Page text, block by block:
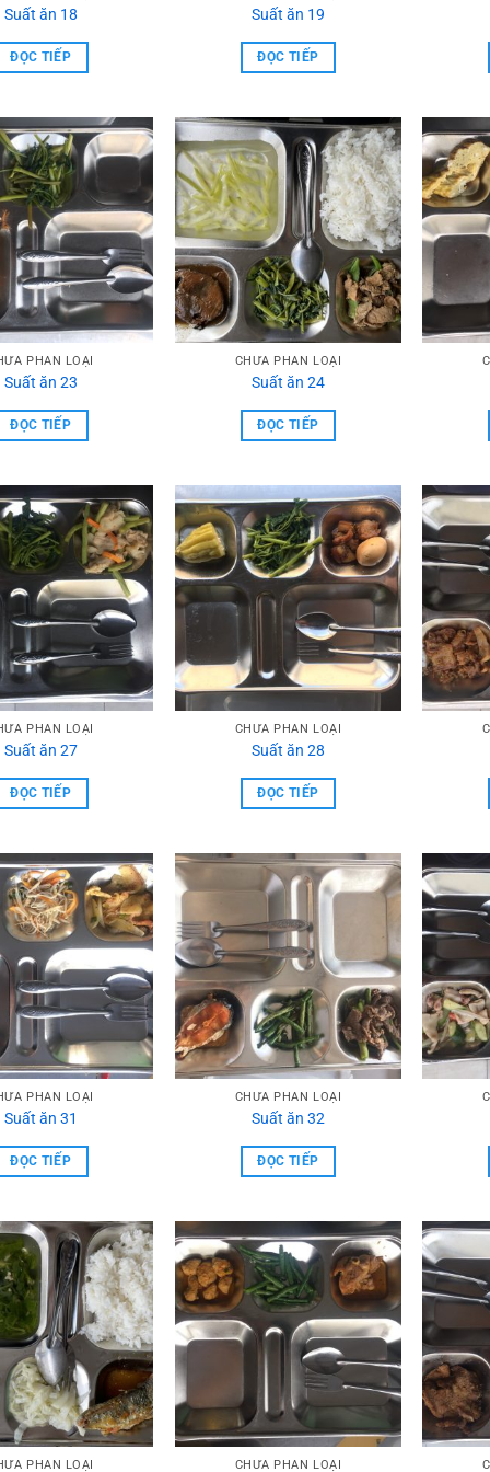
Suất ăn 18
ĐỌC TIẾP
Suất ăn 19
ĐỌC TIẾP
PHẦN LOẠI
Suất ăn 23
ĐỌC TIẾP
CHƯA PHẦN LOẠI
Suất ăn 24
ĐỌC TIẾP
PHẦN LOẠI
Suất ăn 27
ĐỌC TIẾP
CHƯA PHẦN LOẠI
Suất ăn 28
ĐỌC TIẾP
PHẦN LOẠI
Suất ăn 31
ĐỌC TIẾP
CHƯA PHẦN LOẠI
Suất ăn 32
ĐỌC TIẾP
PHẦN LOẠI CHƯA PHẦN LOẠI